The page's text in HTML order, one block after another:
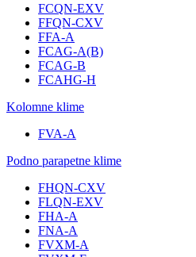
FCQN-EXV
FFQN-CXV
FFA-A
FCAG-A(B)
FCAG-B
FCAHG-H
Kolomne klime
FVA-A
Podno parapetne klime
FHQN-CXV
FLQN-EXV
FHA-A
FNA-A
FVXM-A